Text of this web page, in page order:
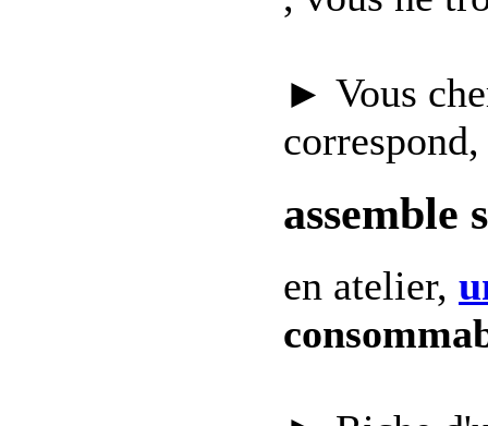
► Vous
correspond,
assemble
en atelier,